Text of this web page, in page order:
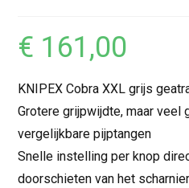
€ 161,00
KNIPEX Cobra XXL grijs
Grotere grijpwijdte, maar veel
vergelijkbare pijptangen
Snelle instelling per knop
doorschieten van het scharnier